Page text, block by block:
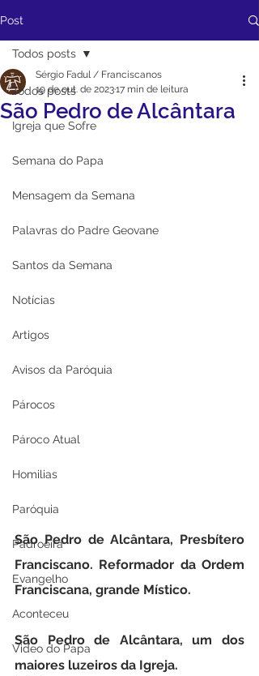
Post
Todos posts
Igreja que Sofre
Semana do Papa
Mensagem da Semana
Palavras do Padre Geovane
Santos da Semana
Notícias
Artigos
Avisos da Paróquia
Párocos
Pároco Atual
Homilias
Paróquia
Padroeira
Evangelho
Aconteceu
Video do Papa
Todos posts
São Pedro de Alcântara
Sérgio Fadul / Franciscanos
19 de out. de 202317 min de leitura
São Pedro de Alcântara, Presbítero
Franciscano. Reformador da Ordem
Franciscana, grande Místico.
São Pedro de Alcântara, um dos
maiores luzeiros da Igreja.